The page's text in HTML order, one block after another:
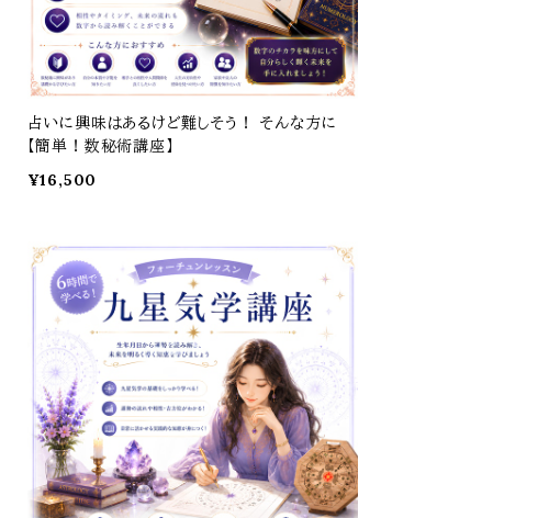
占いに興味はあるけど難しそう！ そんな方に
【簡単！数秘術講座】
¥16,500